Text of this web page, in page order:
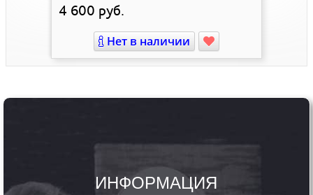
4 600 руб.
Нет в наличии
ИНФОРМАЦИЯ